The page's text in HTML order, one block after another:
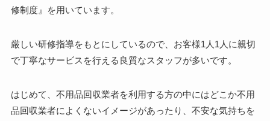
修制度』を用いています。
厳しい研修指導をもとにしているので、お客様1人1人に親切
で丁寧なサービスを行える良質なスタッフが多いです。
はじめて、不用品回収業者を利用する方の中にはどこか不用
品回収業者によくないイメージがあったり、不安な気持ちを